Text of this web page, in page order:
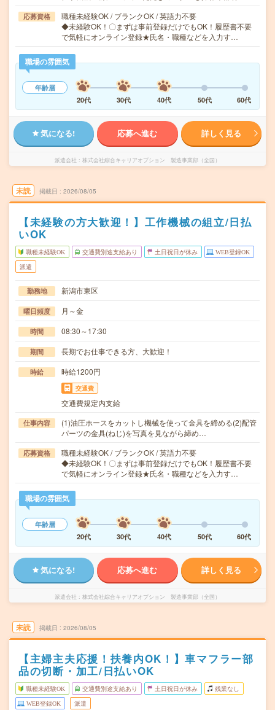
応募資格
職種未経験OK / ブランクOK / 英語力不要
◆未経験OK！〇まずは事前登録だけでもOK！履歴書不要
で気軽にオンライン登録★氏名・職種などを入力す…
職場の雰囲気
年齢層
20代
30代 40代 50代 60代
気になる! 応募へ進む 詳しく見る
派遣会社 株式会社綜合キャリアオプション 製造事業部（全国）
未読 掲載日 2026/08/05
【未経験の方大歓迎！】工作機械の組立/日払
いOK
職種未経験OK 交通費別途支給あり 土日祝日が休み WEB登録OK
派遣
勤務地 新潟市東区
曜日頻度 月～金
時間 08:30～17:30
期間 長期でお仕事できる方、大歓迎！
時給 時給1200円
交通費
交通費規定内支給
仕事内容
(1)油圧ホースをカットし機械を使って金具を締める(2)配管
パーツの金具(ねじ)を写真を見ながら締め…
応募資格
職種未経験OK / ブランクOK / 英語力不要
◆未経験OK！〇まずは事前登録だけでもOK！履歴書不要
で気軽にオンライン登録★氏名・職種などを入力す…
職場の雰囲気
年齢層
20代
30代 40代 50代 60代
気になる! 応募へ進む 詳しく見る
派遣会社 株式会社綜合キャリアオプション 製造事業部（全国）
未読 掲載日 2026/08/05
【主婦主夫応援！扶養内OK！】車マフラー部
品の切断・加工/日払いOK
職種未経験OK 交通費別途支給あり 土日祝日が休み 残業なし
WEB登録OK 派遣